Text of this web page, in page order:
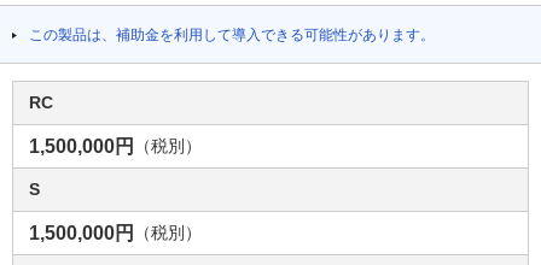
この製品は、補助金を利用して導入できる可能性があります。
RC
1,500,000円 （税別）
S
1,500,000円 （税別）